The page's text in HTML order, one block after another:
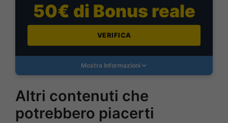
50€ di Bonus reale
VERIFICA
Mostra Informazioni
Altri contenuti che
potrebbero piacerti